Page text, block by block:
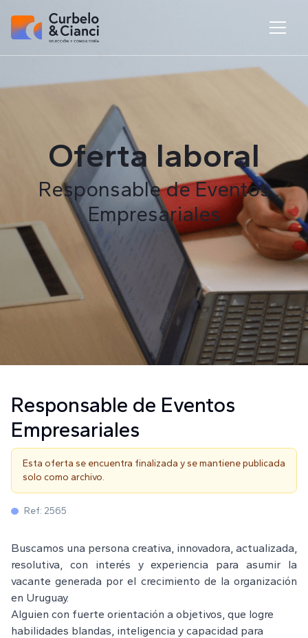
Oferta laboral
Responsable de Eventos
Empresariales
Responsable de Eventos
Empresariales
Esta oferta se encuentra finalizada y se mantiene publicada
solo como archivo.
Ref: 2565
Buscamos una persona creativa, innovadora, actualizada,
resolutiva, con interés y experiencia para asumir la
vacante generada por el crecimiento de la organización
en Uruguay.
Alguien con fuerte orientación a objetivos, que logre
habilidades blandas, inteligencia y capacidad para